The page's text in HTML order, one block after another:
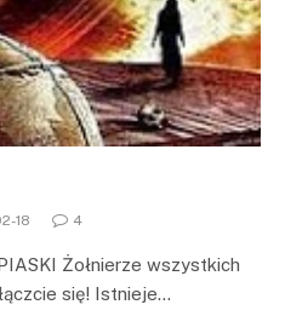
18 4
Żołnierze wszystkich
się! Istnieje…